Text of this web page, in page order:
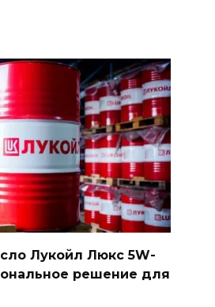
Лукойл Люкс 5W-
решение для